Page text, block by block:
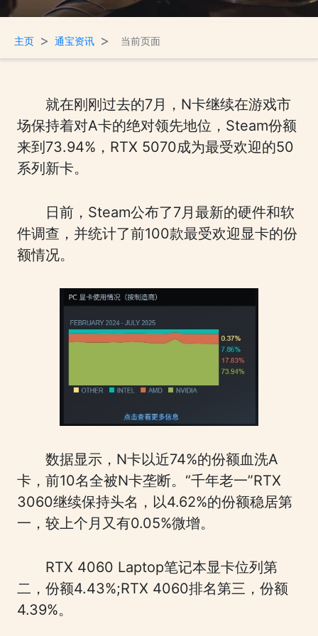
主页 > 通宝资讯 > 当前页面
就在刚刚过去的7月，N卡继续在游戏市
场保持着对A卡的绝对领先地位，Steam份额
来到73.94%，RTX 5070成为最受欢迎的50
系列新卡。
日前，Steam公布了7月最新的硬件和软
件调查，并统计了前100款最受欢迎显卡的份
额情况。
数据显示，N卡以近74%的份额血洗A
卡，前10名全被N卡垄断。“千年老一”RTX
3060继续保持头名，以4.62%的份额稳居第
一，较上个月又有0.05%微增。
RTX 4060 Laptop笔记本显卡位列第
二，份额4.43%;RTX 4060排名第三，份额
4.39%。